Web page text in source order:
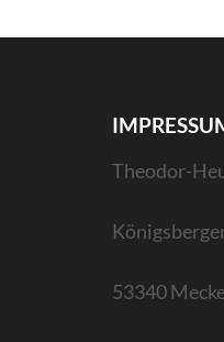
Theodor-
53340